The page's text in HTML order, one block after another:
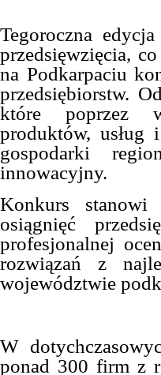
Tegoroczna
przedsięwzięcia,
na Podkarpaciu
przedsiębiorstw.
które poprzez
produktów, usług
gospodarki
innowacyjny.
Konkurs
osiągnięć
profesjonalnej
rozwiązań z
województwie
W
ponad 300 firm z